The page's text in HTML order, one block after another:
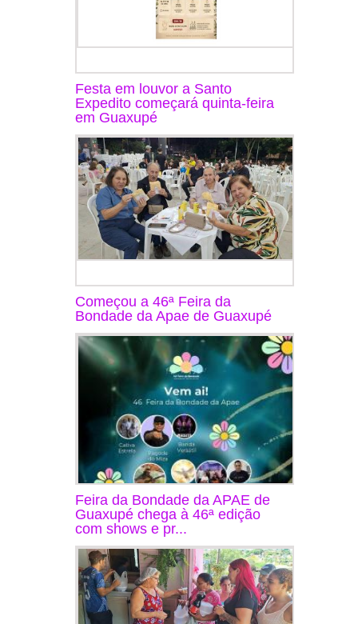
Festa em louvor a Santo
Expedito começará quinta-feira
em Guaxupé
Começou a 46ª Feira da
Bondade da Apae de Guaxupé
Feira da Bondade da APAE de
Guaxupé chega à 46ª edição
com shows e pr...